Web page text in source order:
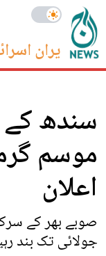
ایران
سندھ کے
موسم
اعلان
جولائی تک بند